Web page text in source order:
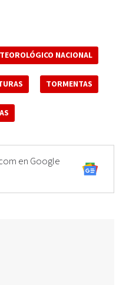
NACIONAL
TORMENTAS
en Google